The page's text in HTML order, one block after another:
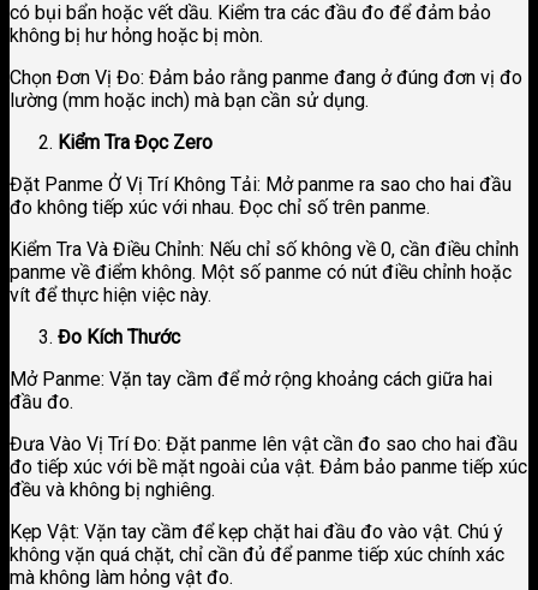
có bụi bẩn hoặc vết dầu. Kiểm tra các đầu đo để đảm bảo
không bị hư hỏng hoặc bị mòn.
Chọn Đơn Vị Đo: Đảm bảo rằng panme đang ở đúng đơn vị đo
lường (mm hoặc inch) mà bạn cần sử dụng.
Kiểm Tra Đọc Zero
Đặt Panme Ở Vị Trí Không Tải: Mở panme ra sao cho hai đầu
đo không tiếp xúc với nhau. Đọc chỉ số trên panme.
Kiểm Tra Và Điều Chỉnh: Nếu chỉ số không về 0, cần điều chỉnh
panme về điểm không. Một số panme có nút điều chỉnh hoặc
vít để thực hiện việc này.
Đo Kích Thước
Mở Panme: Vặn tay cầm để mở rộng khoảng cách giữa hai
đầu đo.
Đưa Vào Vị Trí Đo: Đặt panme lên vật cần đo sao cho hai đầu
đo tiếp xúc với bề mặt ngoài của vật. Đảm bảo panme tiếp xúc
đều và không bị nghiêng.
Kẹp Vật: Vặn tay cầm để kẹp chặt hai đầu đo vào vật. Chú ý
không vặn quá chặt, chỉ cần đủ để panme tiếp xúc chính xác
mà không làm hỏng vật đo.